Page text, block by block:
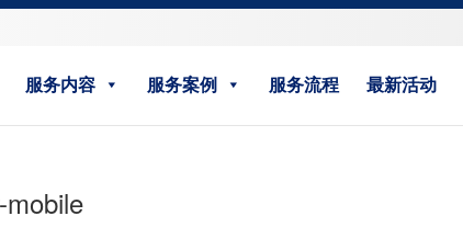
服务内容 服务案例 服务流程 最新活动